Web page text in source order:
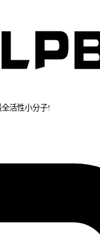
活性小分子!